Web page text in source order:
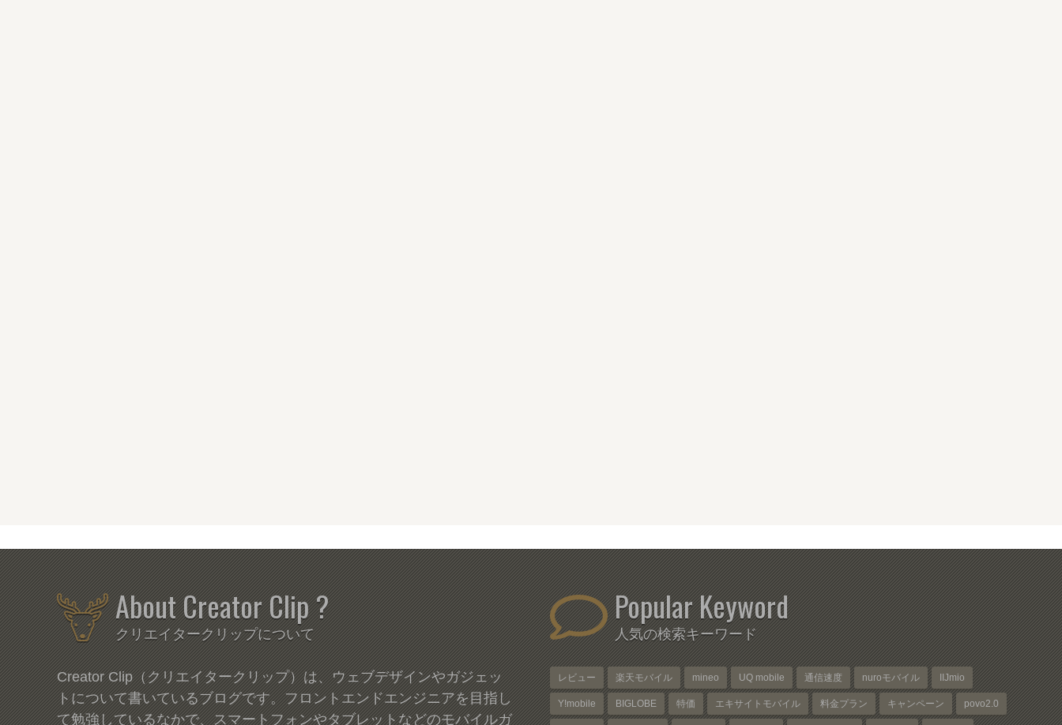
About Creator Clip ?
クリエイタークリップについて
Creator Clip（クリエイタークリップ）は、ウェブデザインやガジェッ
トについて書いているブログです。フロントエンドエンジニアを目指し
て勉強しているなかで、スマートフォンやタブレットなどのモバイルガ
Popular Keyword
人気の検索キーワード
レビュー 楽天モバイル mineo UQ mobile 通信速度 nuroモバイル IIJmio
Y!mobile BIGLOBE 特価 エキサイトモバイル 料金プラン キャンペーン povo2.0